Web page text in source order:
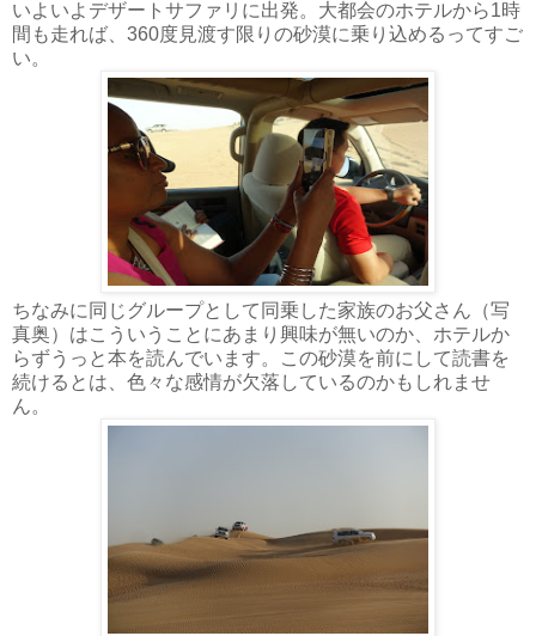
いよいよデザートサファリに出発。大都会のホテルから1時
間も走れば、360度見渡す限りの砂漠に乗り込めるってすご
い。
ちなみに同じグループとして同乗した家族のお父さん（写
真奥）はこういうことにあまり興味が無いのか、ホテルか
らずうっと本を読んでいます。この砂漠を前にして読書を
続けるとは、色々な感情が欠落しているのかもしれませ
ん。